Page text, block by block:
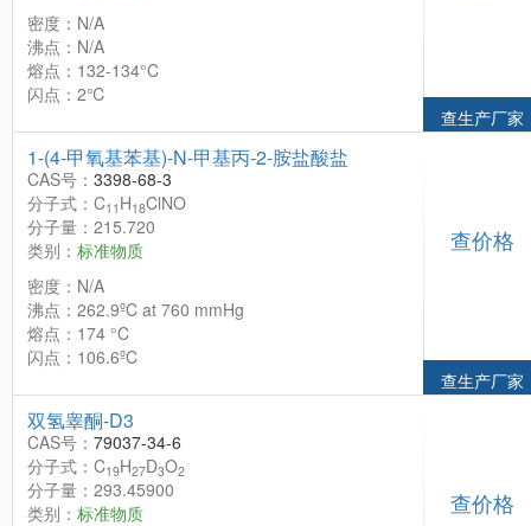
密度：N/A
沸点：N/A
熔点：132-134°C
闪点：2℃
查生产厂家
1-(4-甲氧基苯基)-N-甲基丙-2-胺盐酸盐
CAS号： 3398-68-3
分子式：C11 H18ClNO
分子量：215.720
类别： 标准物质
密度：N/A
沸点：262.9ºC at 760 mmHg
熔点：174 °C
闪点：106.6ºC
查价格
查生产厂家
双氢睾酮-D3
CAS号： 79037-34-6
分子式：C19H27D3O2
分子量：293.45900
类别： 标准物质
查价格